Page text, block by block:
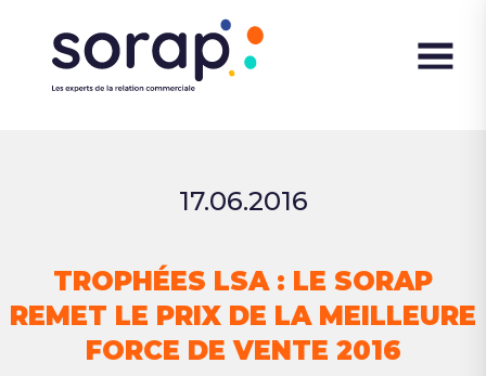
17.06.2016
TROPHÉES LSA : LE SORAP
REMET LE PRIX DE LA MEILLEURE
FORCE DE VENTE 2016